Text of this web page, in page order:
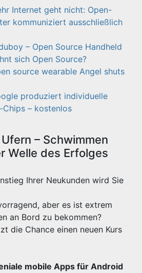
Internet geht nicht: Open-
kommuniziert ausschließlich
– Open Source Handheld
sich Open Source?
source wearable Angel shuts
produziert individuelle
Chips – kostenlos
– Schwimmen
Welle des Erfolges
Ihrer Neukunden wird Sie
aber es ist extrem
an Bord zu bekommen?
die Chance einen neuen Kurs
mobile Apps für Android